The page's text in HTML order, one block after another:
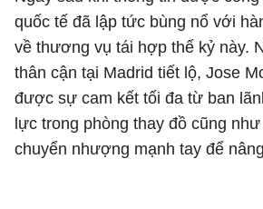
quốc tế đã lập tức bùng nổ với
về thương vụ tái hợp thế kỷ này.
thân cận tại Madrid tiết lộ, Jose
được sự cam kết tối đa từ ban
lực trong phòng thay đồ cũng
chuyển nhượng mạnh tay để